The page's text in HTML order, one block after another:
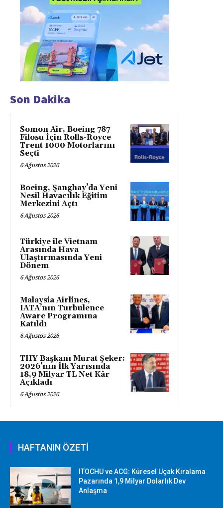
Son Dakika
Somon Air, Boeing 787
Filosu İçin Rolls-Royce
Trent 1000 Motorlarını
Seçti
6 Ağustos 2026
Boeing, Şanghay’da Yeni
Nesil Havacılık Eğitim
Merkezini Açtı
6 Ağustos 2026
Türkiye ile Vietnam
Arasında Hava
Ulaştırmasında Yeni
Dönem
6 Ağustos 2026
Malaysia Airlines,
IATA’nın Turbulence
Aware Programına
Katıldı
6 Ağustos 2026
THY Başkanı Murat Şeker:
2026’nın İlk Yarısında
18,9 Milyar TL Net Kâr
Açıkladı
6 Ağustos 2026
HAFTANIN ÖZETİ
ITOCHU ve ACG: Küresel Uçak Kiralama
Pazarında 1,9 Milyar Dolarlık Dev
Anlaşma